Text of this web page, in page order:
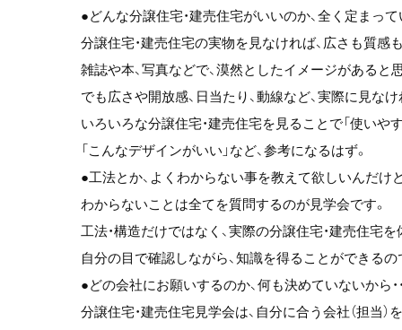
●どんな分譲住宅・建売住宅がいいのか、全く定まってい
分譲住宅・建売住宅の実物を見なければ、広さも質感
雑誌や本、写真などで、漠然としたイメージがあると
でも広さや開放感、日当たり、動線など、実際に見な
いろいろな分譲住宅・建売住宅を見ることで「使いや
「こんなデザインがいい」など、参考になるはず。
●工法とか、よくわからない事を教えて欲しいんだけど
わからないことは全てを質問するのが見学会です。
工法・構造だけではなく、実際の分譲住宅・建売住宅
自分の目で確認しながら、知識を得ることができる
●どの会社にお願いするのか、何も決めていないから・・
分譲住宅・建売住宅見学会は、自分に合う会社（担当）